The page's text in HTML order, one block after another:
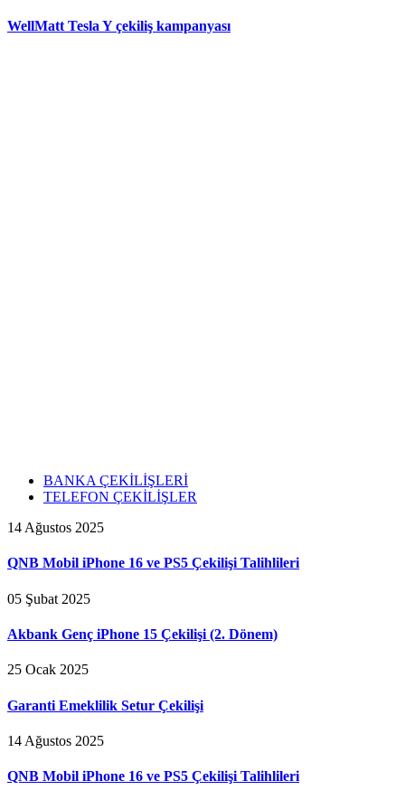
WellMatt Tesla Y çekiliş kampanyası
BANKA ÇEKİLİŞLERİ
TELEFON ÇEKİLİŞLER
14 Ağustos 2025
QNB Mobil iPhone 16 ve PS5 Çekilişi Talihlileri
05 Şubat 2025
Akbank Genç iPhone 15 Çekilişi (2. Dönem)
25 Ocak 2025
Garanti Emeklilik Setur Çekilişi
14 Ağustos 2025
QNB Mobil iPhone 16 ve PS5 Çekilişi Talihlileri